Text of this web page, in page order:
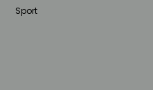
Sport